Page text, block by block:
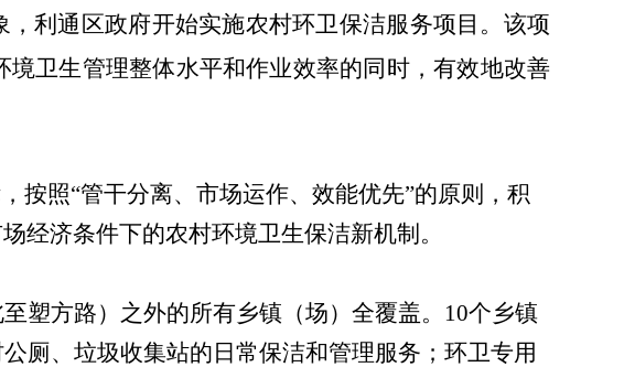
利通区政府开始实施农村环卫保洁服务项目。该项
卫生管理整体水平和作业效率的同时，有效地改善
按照“管干分离、市场运作、效能优先”的原则，积
经济条件下的农村环境卫生保洁新机制。
塑方路）之外的所有乡镇（场）全覆盖。 10个乡镇
厕、垃圾收集站的日常保洁和管理服务；环卫专用